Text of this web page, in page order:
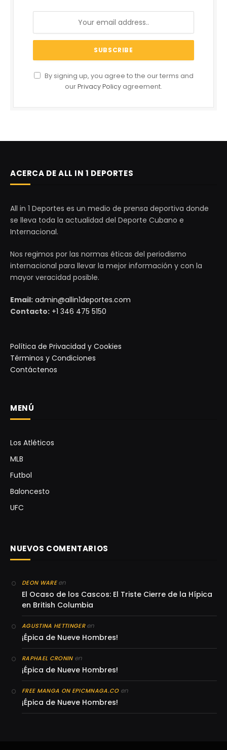
By signing up, you agree to the our terms and
ourPrivacy Policy agreement.
ACERCA DE ALL IN 1 DEPORTES
All in 1 Deportes es un medio de prensa deportiva donde
se lleva toda la actualidad del Deporte Cubano e
Internacional.
Nos regimos por las normas éticas del periodismo
internacional para llevar la mejor información y con la
mayor veracidad posible.
Email: admin@allin1deportes.com
Contacto: +1 346 475 5150
Política de Privacidad y Cookies
Términos y Condiciones
Contáctenos
MENÚ
Los Atléticos
MLB
Futbol
Baloncesto
UFC
NUEVOS COMENTARIOS
DEON WAREen
El Ocaso de los Cascos: El Triste Cierre de la Hípica
en British Columbia
AGUSTINA HETTINGERen
¡Épica de Nueve Hombres!
RAPHAEL CRONINen
¡Épica de Nueve Hombres!
FREE MANGA ON EPICMNAGA.COen
¡Épica de Nueve Hombres!